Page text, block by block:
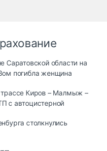
Саратовской области на
погибла женщина
Киров – Малмыж –
с автоцистерной
столкнулись